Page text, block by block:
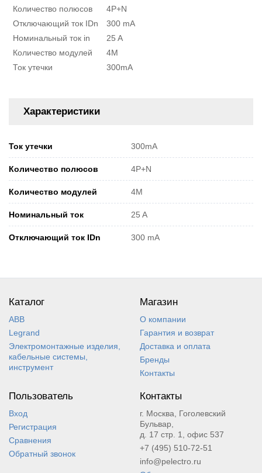
Количество полюсов
4P+N
Отключающий ток IDn
300 mA
Номинальный ток in
25 A
Количество модулей
4M
Ток утечки
300mA
Характеристики
Ток утечки 300mA
Количество полюсов 4P+N
Количество модулей 4M
Номинальный ток 25 A
Отключающий ток IDn 300 mA
Каталог
ABB
Legrand
Электромонтажные изделия,
кабельные системы,
инструмент
Магазин
О компании
Гарантия и возврат
Доставка и оплата
Бренды
Контакты
Пользователь
Вход
Регистрация
Сравнения
Обратный звонок
Контакты
г. Москва, Гоголевский
Бульвар,
д. 17 стр. 1, офис 537
+7 (495) 510-72-51
info@pelectro.ru